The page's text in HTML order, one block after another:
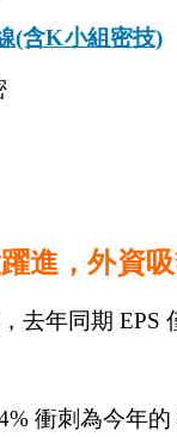
(含K小組密技)
進，外資
去年同期 EPS
衝刺為今年的